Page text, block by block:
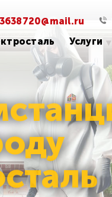
3638720@mail.ru
Услуги